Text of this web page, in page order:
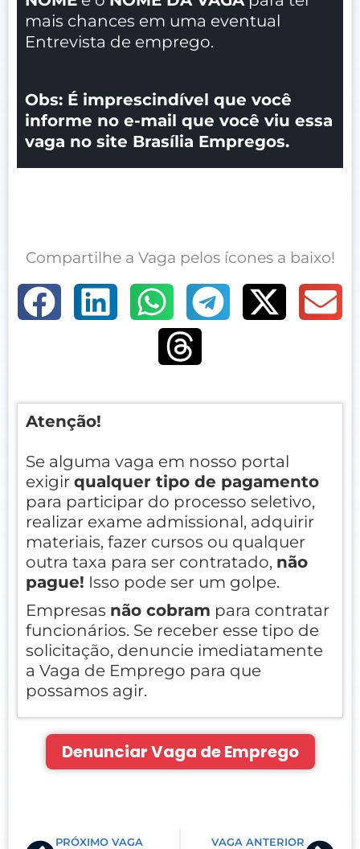
mais chances em uma eventual
Entrevista de emprego.
Obs: É imprescindível que você
informe no e-mail que você viu essa
vaga no site Brasília Empregos.
Compartilhe a Vaga pelos ícones a baixo!
Atenção!
Se alguma vaga em nosso portal
exigir qualquer tipo de pagamento
para participar do processo seletivo,
realizar exame admissional, adquirir
materiais, fazer cursos ou qualquer
outra taxa para ser contratado, não
pague! Isso pode ser um golpe.
Empresas não cobram para contratar
funcionários. Se receber esse tipo de
solicitação, denuncie imediatamente
a Vaga de Emprego para que
possamos agir.
Denunciar Vaga de Emprego
Prev
PRÓXIMO VAGA VAGA ANTERIOR